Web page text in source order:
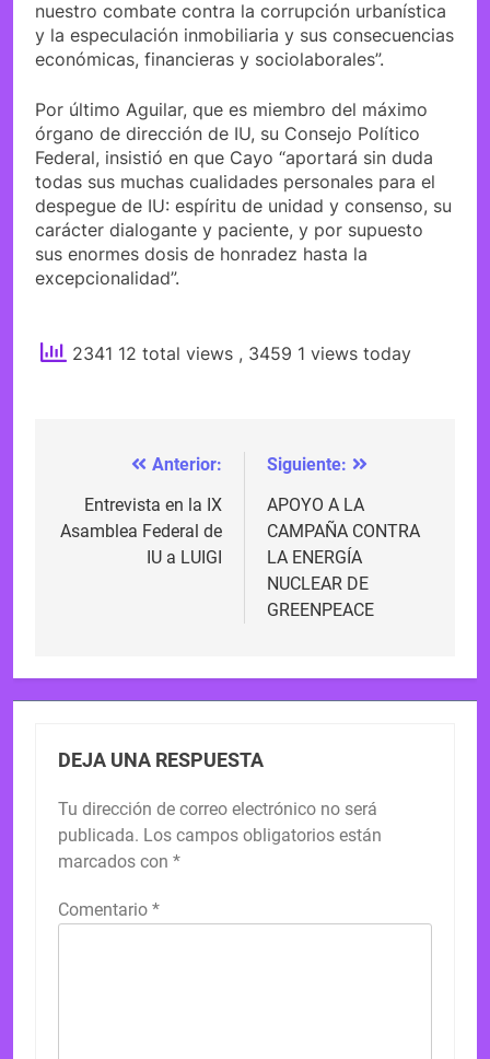
nuestro combate contra la corrupción urbanística
y la especulación inmobiliaria y sus consecuencias
económicas, financieras y sociolaborales”.
Por último Aguilar, que es miembro del máximo
órgano de dirección de IU, su Consejo Político
Federal, insistió en que Cayo “aportará sin duda
todas sus muchas cualidades personales para el
despegue de IU: espíritu de unidad y consenso, su
carácter dialogante y paciente, y por supuesto
sus enormes dosis de honradez hasta la
excepcionalidad”.
2341 12 total views , 3459 1 views today
Navegación
entradas
Anterior:
Entrevista en la IX
Asamblea Federal de
IU a LUIGI
Siguiente:
APOYO A LA
CAMPAÑA CONTRA
LA ENERGÍA
NUCLEAR DE
GREENPEACE
DEJA UNA RESPUESTA
Tu dirección de correo electrónico no será
publicada. Los campos obligatorios están
marcados con *
Comentario *